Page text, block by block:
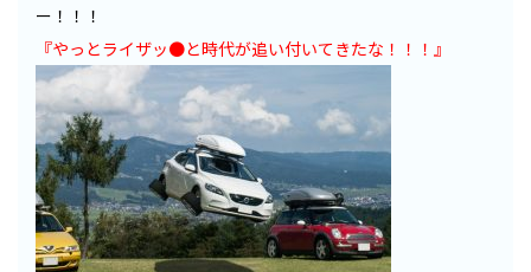
ー！！！
『やっとライザッ●と時代が追い付いてきたな！！！』